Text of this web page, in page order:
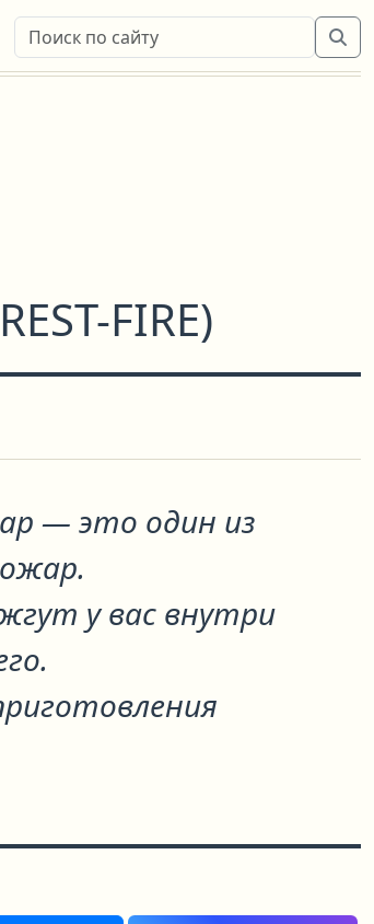
FIRE)
— это один из
.
у вас внутри